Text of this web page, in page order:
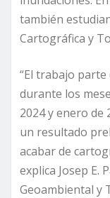
también
Cartográfica y
“El trabajo parte
durante los
2024 y enero de
un resultado
acabar de
explica Josep E.
Geoambiental y